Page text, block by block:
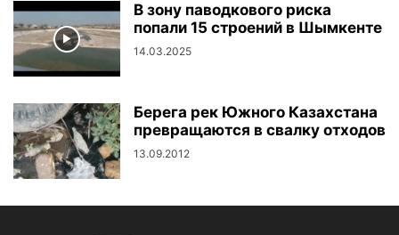
В зону паводкового риска
попали 15 строений в Шымкенте
14.03.2025
Берега рек Южного Казахстана
превращаются в свалку отходов
13.09.2012